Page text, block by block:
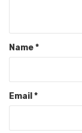
Name*
Email *